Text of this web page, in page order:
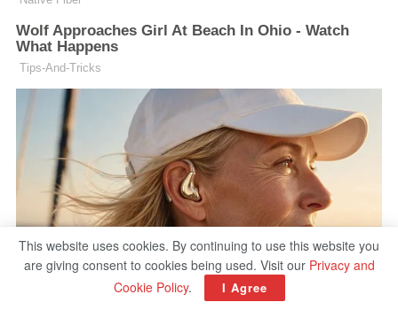
This website uses cookies. By continuing to use this website you
are giving consent to cookies being used. Visit our Privacy and
Cookie Policy. I Agree